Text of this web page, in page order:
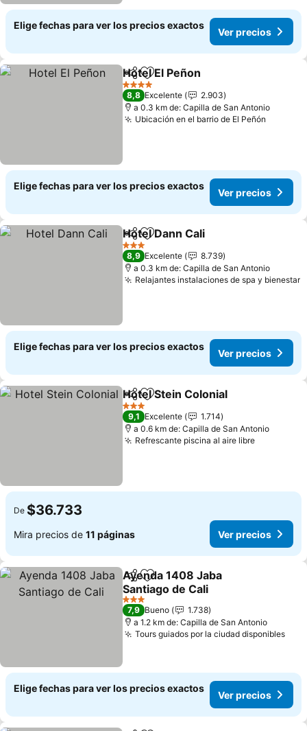
Elige fechas para ver los precios exactos
Ver precios
CompartirAgregar a favoritos
Hotel El Peñon
4 Estrellas
8,8 Excelente
2.903
a 0.3 km de: Capilla de San Antonio
Ubicación en el barrio de El Peñón
Elige fechas para ver los precios exactos
Ver precios
CompartirAgregar a favoritos
Hotel Dann Cali
3 Estrellas
8,9 Excelente
8.739
a 0.3 km de: Capilla de San Antonio
Relajantes instalaciones de spa y bienestar
Elige fechas para ver los precios exactos
Ver precios
CompartirAgregar a favoritos
Hotel Stein Colonial
3 Estrellas
9,1 Excelente
1.714
a 0.6 km de: Capilla de San Antonio
Refrescante piscina al aire libreVer
De $36.733
Mira precios de 11 páginas Ver precios
CompartirAgregar a favoritos
Ayenda 1408 Jaba
Santiago de Cali
Ver precios
3 Estrellas
7,9 Bueno
1.738
a 1.2 km de: Capilla de San Antonio
Tours guiados por la ciudad disponiblesVer
Elige fechas para ver los precios exactos
Ver precios